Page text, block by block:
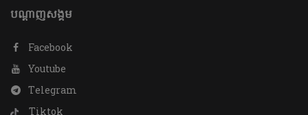
បណ្តាញសង្គម
Facebook
Youtube
Telegram